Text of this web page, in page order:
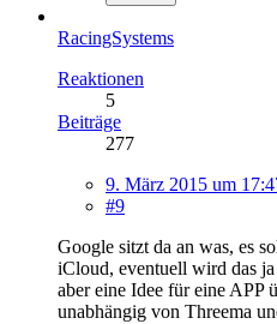
RacingSystems
Reaktionen
5
Beiträge
277
9. März 2015 um
#9
Google sitzt da an was, es
iCloud, eventuell wird das
aber eine Idee für eine APP
unabhängig von Threema